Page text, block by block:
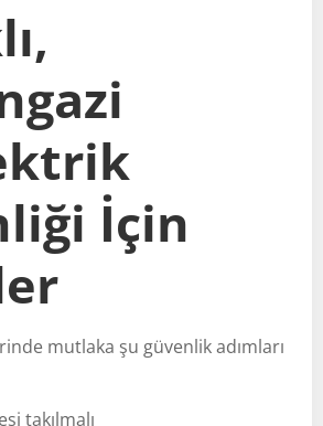
İçin
mutlaka şu güvenlik adımları
takılmalı